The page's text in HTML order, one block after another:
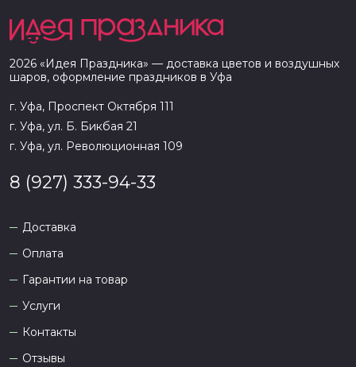
2026 «Идея Праздника» — доставка цветов и воздушных
шаров, оформление праздников в Уфа
г. Уфа, Проспект Октября 111
г. Уфа, ул. Б. Бикбая 21
г. Уфа, ул. Революционная 109
8 (927) 333-94-33
Доставка
Оплата
Гарантии на товар
Услуги
Контакты
Отзывы